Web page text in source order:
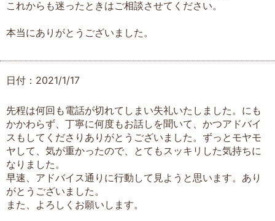
これからも迷ったときはご相談させてください。
本当にありがとうございました。
日付：2021/1/17
先程は何回も電話が切れてしまい失礼いたしました。にも
かかわらず、丁寧に何度もお話しを聞いて、かつアドバイ
スもしてくださりありがとうございました。ずっとモヤモ
ヤして、気が重かったので、とてもスッキリした気持ちに
なりました。
早速、アドバイス通りに行動して見ようと思います。あり
がとうございました。
また、よろしくお願いします。